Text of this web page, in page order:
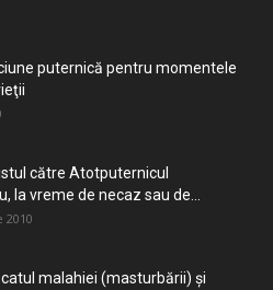
puternică pentru momentele
către Atotputernicul
la vreme de necaz sau de...
2010
malahiei (masturbării) şi